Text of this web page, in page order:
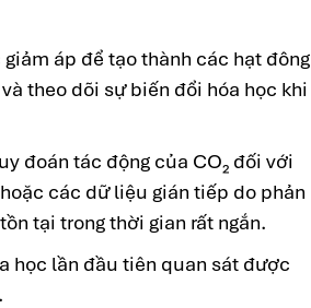
áp để tạo thành các hạt đông
theo dõi sự biến đổi hóa học khi
đoán tác động của CO₂ đối với
các dữ liệu gián tiếp do phản
tại trong thời gian rất ngắn.
học lần đầu tiên quan sát được